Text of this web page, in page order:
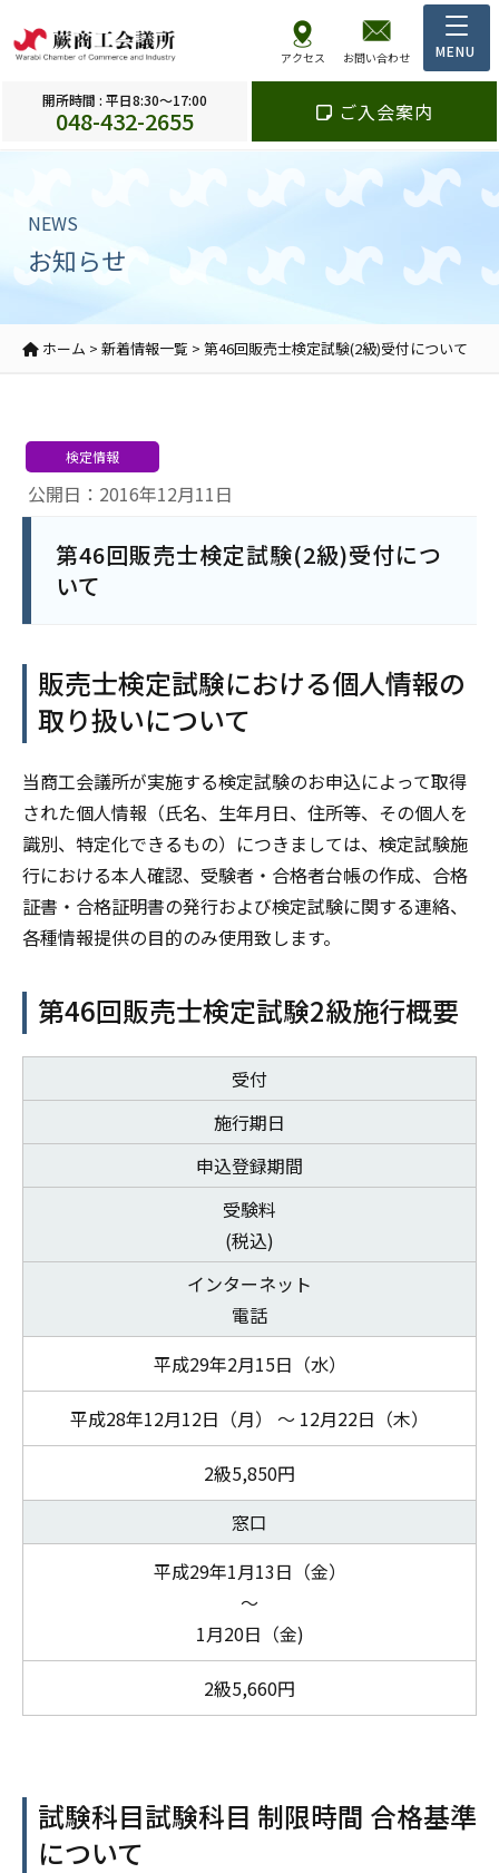
アクセス お問い合わせ
開所時間 : 平日8:30～17:00
048-432-2655 ご入会案内
NEWS
お知らせ
ホーム > 新着情報一覧 > 第46回販売士検定試験(2級)受付について
公開日：2016年12月11日
検定情報
第46回販売士検定試験(2級)受付につ
いて
販売士検定試験における個人情報の
取り扱いについて
当商工会議所が実施する検定試験のお申込によって取得
された個人情報（氏名、生年月日、住所等、その個人を
識別、特定化できるもの）につきましては、検定試験施
行における本人確認、受験者・合格者台帳の作成、合格
証書・合格証明書の発行および検定試験に関する連絡、
各種情報提供の目的のみ使用致します。
第46回販売士検定試験2級施行概要
受付
施行期日
申込登録期間
受験料
(税込)
インターネット
電話
平成29年2月15日（水）
平成28年12月12日（月） ～ 12月22日（木）
2級5,850円
窓口
平成29年1月13日（金）
～
1月20日（金)
2級5,660円
試験科目試験科目 制限時間 合格基準
について